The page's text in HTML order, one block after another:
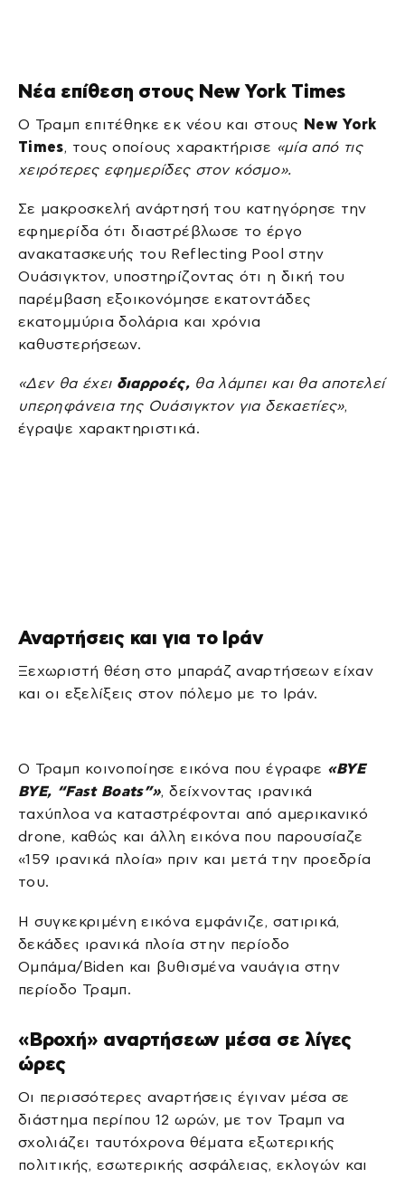
Νέα επίθεση στους New York Times
Ο Τραμπ επιτέθηκε εκ νέου και στους New York
Times, τους οποίους χαρακτήρισε «μία από τις
χειρότερες εφημερίδες στον κόσμο».
Σε μακροσκελή ανάρτησή του κατηγόρησε την
εφημερίδα ότι διαστρέβλωσε το έργο
ανακατασκευής του Reflecting Pool στην
Ουάσιγκτον, υποστηρίζοντας ότι η δική του
παρέμβαση εξοικονόμησε εκατοντάδες
εκατομμύρια δολάρια και χρόνια
καθυστερήσεων.
«Δεν θα έχει διαρροές,θα λάμπει και θα αποτελεί
υπερηφάνεια της Ουάσιγκτον για δεκαετίες»,
έγραψε χαρακτηριστικά.
Αναρτήσεις και για το Ιράν
Ξεχωριστή θέση στο μπαράζ αναρτήσεων είχαν
και οι εξελίξεις στον πόλεμο με το Ιράν.
Ο Τραμπ κοινοποίησε εικόνα που έγραφε «BYE
BYE, “Fast Boats”», δείχνοντας ιρανικά
ταχύπλοα να καταστρέφονται από αμερικανικό
drone, καθώς και άλλη εικόνα που παρουσίαζε
«159 ιρανικά πλοία» πριν και μετά την προεδρία
του.
Η συγκεκριμένη εικόνα εμφάνιζε, σατιρικά,
δεκάδες ιρανικά πλοία στην περίοδο
Ομπάμα/Biden και βυθισμένα ναυάγια στην
περίοδο Τραμπ.
«Βροχή» αναρτήσεων μέσα σε λίγες
ώρες
Οι περισσότερες αναρτήσεις έγιναν μέσα σε
διάστημα περίπου 12 ωρών, με τον Τραμπ να
σχολιάζει ταυτόχρονα θέματα εξωτερικής
πολιτικής, εσωτερικής ασφάλειας, εκλογών και